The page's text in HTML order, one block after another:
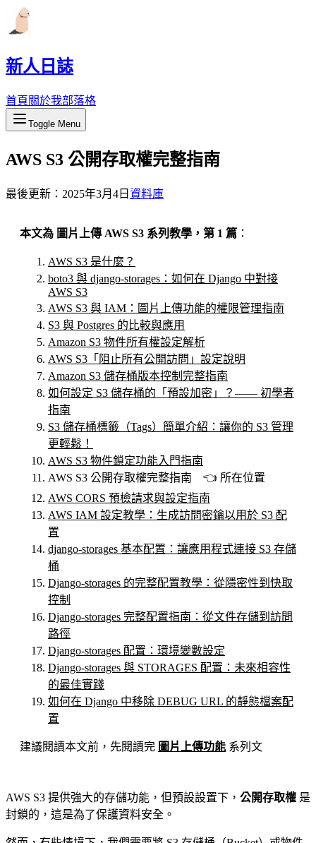
新人日誌
首頁 關於我部落格
Toggle Menu
AWS S3 公開存取權完整指南
最後更新： 2025年3月4日 資料庫
本文為 圖片上傳 AWS S3 系列教學，第 1 篇 ：
AWS S3 是什麼？
boto3 與 django-storages：如何在 Django 中對接
AWS S3
AWS S3 與 IAM：圖片上傳功能的權限管理指南
S3 與 Postgres 的比較與應用
Amazon S3 物件所有權設定解析
AWS S3「阻止所有公開訪問」設定說明
Amazon S3 儲存桶版本控制完整指南
如何設定 S3 儲存桶的「預設加密」？—— 初學者
指南
S3 儲存桶標籤（Tags）簡單介紹：讓你的 S3 管理
更輕鬆！
AWS S3 物件鎖定功能入門指南
AWS S3 公開存取權完整指南 👈 所在位置
AWS CORS 預檢請求與設定指南
AWS IAM 設定教學：生成訪問密鑰以用於 S3 配
置
django-storages 基本配置：讓應用程式連接 S3 存儲
桶
Django-storages 的完整配置教學：從隱密性到快取
控制
Django-storages 完整配置指南：從文件存儲到訪問
路徑
Django-storages 配置：環境變數設定
Django-storages 與 STORAGES 配置：未來相容性
的最佳實踐
如何在 Django 中移除 DEBUG URL 的靜態檔案配
置
建議閱讀本文前，先閱讀完 圖片上傳功能 系列文
AWS S3 提供強大的存儲功能，但預設設置下， 公開存取權 是
封鎖的，這是為了保護資料安全。